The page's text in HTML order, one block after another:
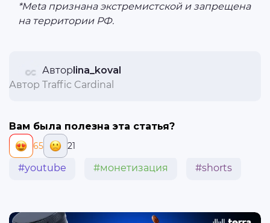
*Meta признана экстремистской и запрещена
на территории РФ.
Авторlina_koval
Автор Traffic Cardinal
Вам была полезна эта статья?
65 21
#youtube #монетизация #shorts